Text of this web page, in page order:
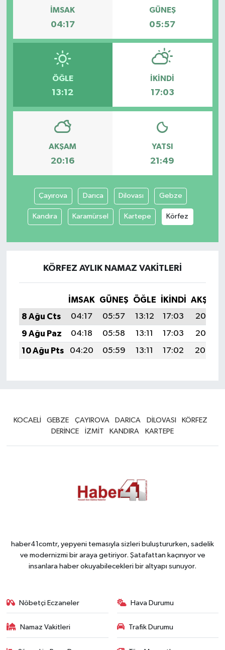
İMSAK
04:17
GÜNEŞ
05:57
ÖĞLE
13:12
İKINDI
17:03
AKŞAM
20:16
YATSI
21:49
Çayırova Darıca Dilovası Gebze
Kandıra Karamürsel Kartepe Körfez
KÖRFEZ AYLIK NAMAZ VAKITLERI
İMSAK GÜNEŞ ÖĞLE İKINDI
AKŞAM
8 Ağu Cts
04:17 05:57 13:12 17:03
20:16
9 Ağu Paz
04:18 05:58 13:11 17:03
20:15
10 Ağu Pts
04:20 05:59 13:11 17:02 20:14
KOCAELİ GEBZE ÇAYIROVA DARICA DİLOVASI
KÖRFEZ
DERİNCE
İZMİT KANDIRA KARTEPE
haber41comtr, yepyeni temasıyla sizleri buluştururken, sadelik
ve modernizmi bir araya getiriyor. Şatafattan kaçınıyor ve
insanlara haber okuyabilecekleri bir altyapı sunuyor.
Nöbetçi Eczaneler Hava Durumu
Namaz Vakitleri Trafik Durumu